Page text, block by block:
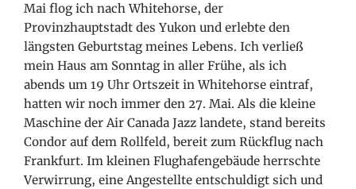
Mai flog ich nach Whitehorse, der
Provinzhauptstadt des Yukon und erlebte den
längsten Geburtstag meines Lebens. Ich verließ
mein Haus am Sonntag in aller Frühe, als ich
abends um 19 Uhr Ortszeit in Whitehorse eintraf,
hatten wir noch immer den 27. Mai. Als die kleine
Maschine der Air Canada Jazz landete, stand bereits
Condor auf dem Rollfeld, bereit zum Rückflug nach
Frankfurt. Im kleinen Flughafengebäude herrschte
Verwirrung, eine Angestellte entschuldigt sich und